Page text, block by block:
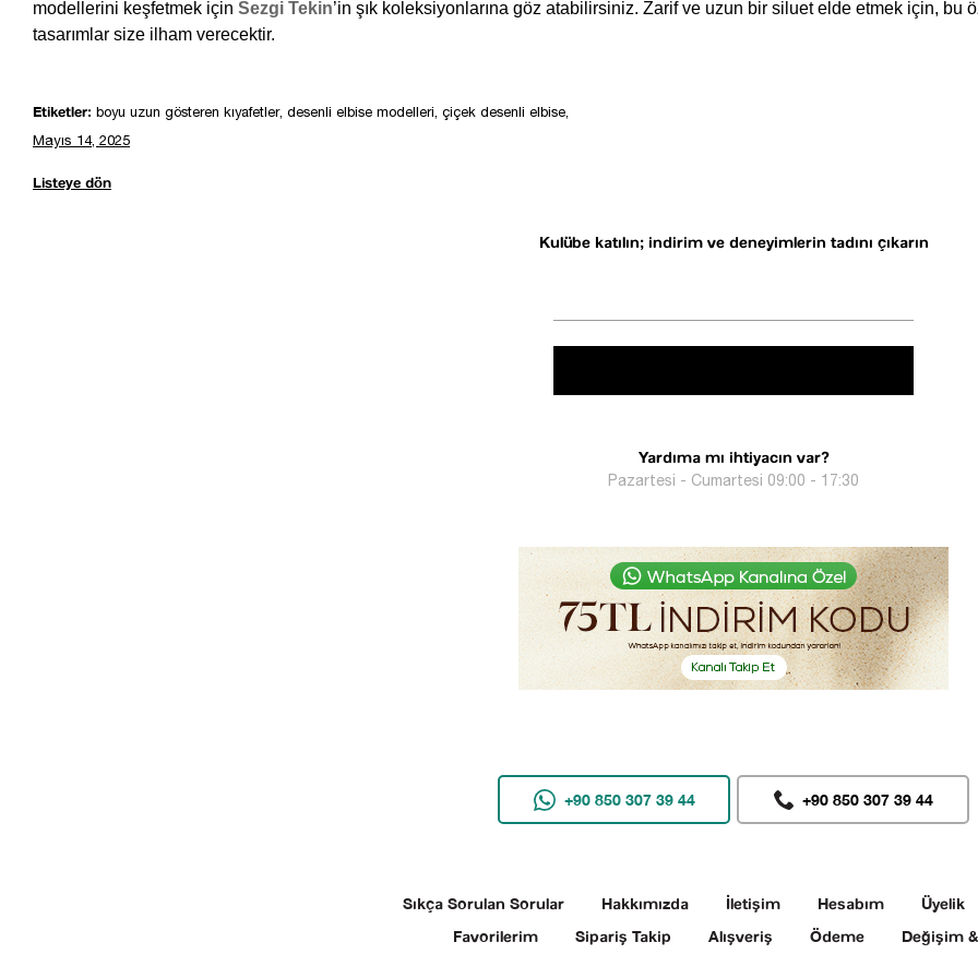
modellerini keşfetmek için Sezgi Tekin’in şık koleksiyonlarına göz atabilirsiniz. Zarif ve uzun bir siluet elde etmek için, bu
tasarımlar size ilham verecektir.
Etiketler: boyu uzun gösteren kıyafetler, desenli elbise modelleri, çiçek desenli elbise,
Mayıs 14, 2025
Listeye dön
Kulübe katılın; indirim ve deneyimlerin tadını çıkarın
Yardıma mı ihtiyacın var?
Pazartesi - Cumartesi 09:00 - 17:30
+90 850 307 39 44 +90 850 307 39 44
Sıkça Sorulan Sorular Hakkımızda İletişim Hesabım
Üyelik
Favorilerim
Sipariş Takip Alışveriş Ödeme Değişim